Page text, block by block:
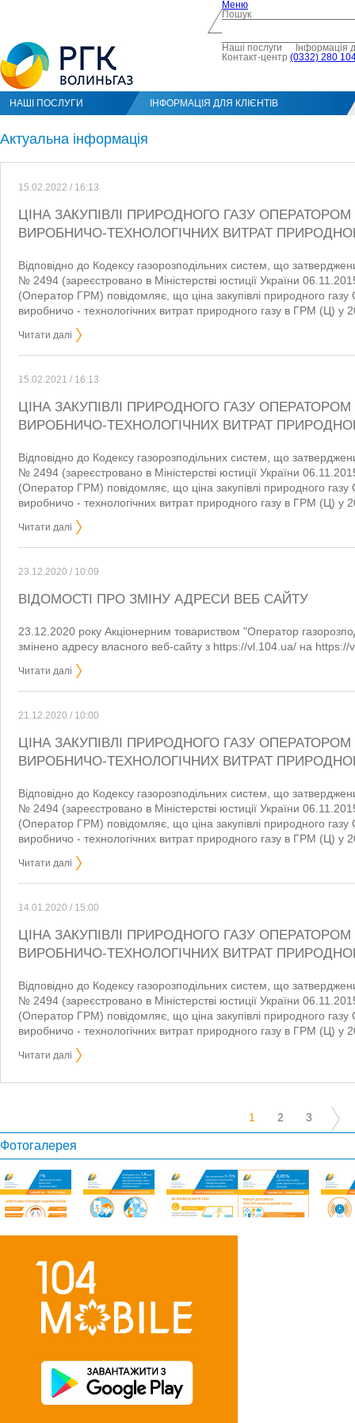
Меню
Пошук
Наші послуги
Інформація
Контакт-центр (0332) 280
НАШІ ПОСЛУГИ ІНФОРМАЦІЯ ДЛЯ КЛІЄНТІВ
Актуальна інформація
15.02.2022 / 16:13
ЦІНА ЗАКУПІВЛІ ПРИРОДНОГО ГАЗУ
ВИРОБНИЧО-ТЕХНОЛОГІЧНИХ ВИТРАТ
Відповідно до Кодексу газорозподільних систем, що
№ 2494 (зареєстровано в Міністерстві юстиції України
(Оператор ГРМ) повідомляє, що ціна закупівлі природного
виробничо - технологічних витрат природного газу в ГРМ (Ц) у
Читати далі
15.02.2021 / 16:13
ЦІНА ЗАКУПІВЛІ ПРИРОДНОГО ГАЗУ
ВИРОБНИЧО-ТЕХНОЛОГІЧНИХ ВИТРАТ
Відповідно до Кодексу газорозподільних систем, що
№ 2494 (зареєстровано в Міністерстві юстиції України
(Оператор ГРМ) повідомляє, що ціна закупівлі природного
виробничо - технологічних витрат природного газу в ГРМ (Ц) у
Читати далі
23.12.2020 / 10:09
ВІДОМОСТІ ПРО ЗМІНУ АДРЕСИ ВЕБ САЙТУ
23.12.2020 року Акціонерним товариством "Оператор
змінено адресу власного веб-сайту з https://vl.104.ua/ на
Читати далі
21.12.2020 / 10:00
ЦІНА ЗАКУПІВЛІ ПРИРОДНОГО ГАЗУ
ВИРОБНИЧО-ТЕХНОЛОГІЧНИХ ВИТРАТ
Відповідно до Кодексу газорозподільних систем, що
№ 2494 (зареєстровано в Міністерстві юстиції України
(Оператор ГРМ) повідомляє, що ціна закупівлі природного
виробничо - технологічних витрат природного газу в ГРМ (Ц) у
Читати далі
14.01.2020 / 15:00
ЦІНА ЗАКУПІВЛІ ПРИРОДНОГО ГАЗУ
ВИРОБНИЧО-ТЕХНОЛОГІЧНИХ ВИТРАТ
Відповідно до Кодексу газорозподільних систем, що
№ 2494 (зареєстровано в Міністерстві юстиції України
(Оператор ГРМ) повідомляє, що ціна закупівлі природного
виробничо - технологічних витрат природного газу в ГРМ (Ц) у
Читати далі
1 2 3
Фотогалерея